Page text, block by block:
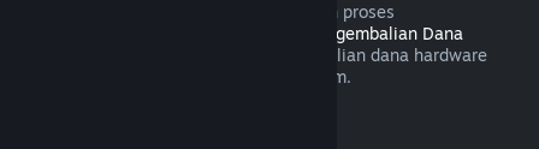
Dalam jangka waktu yang ditetapkan dan proses
Kebijakan Pengembalian Dana
, kamu bisa meminta pengembalian dana hardware
Steam dan aksesoris yang dibeli via Steam.